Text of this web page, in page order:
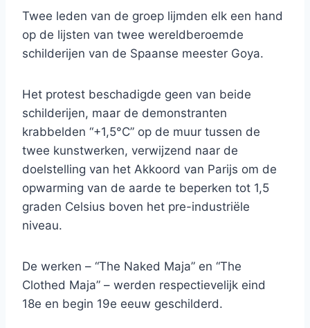
Twee leden van de groep lijmden elk een hand
op de lijsten van twee wereldberoemde
schilderijen van de Spaanse meester Goya.
Het protest beschadigde geen van beide
schilderijen, maar de demonstranten
krabbelden “+1,5°C” op de muur tussen de
twee kunstwerken, verwijzend naar de
doelstelling van het Akkoord van Parijs om de
opwarming van de aarde te beperken tot 1,5
graden Celsius boven het pre-industriële
niveau.
De werken – “The Naked Maja” en “The
Clothed Maja” – werden respectievelijk eind
18e en begin 19e eeuw geschilderd.